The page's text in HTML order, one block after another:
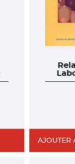
AJOUTER